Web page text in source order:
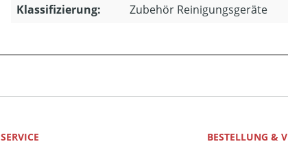
Klassifizierung: Zubehör Reinigungsgeräte
SERVICE
BESTELLUNG &